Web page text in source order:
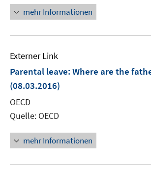
Fenster
öffnen
mehr Informationen
Externer Link
Parental leave: Where are the
(08.03.2016)
OECD
Quelle: OECD
mehr Informationen